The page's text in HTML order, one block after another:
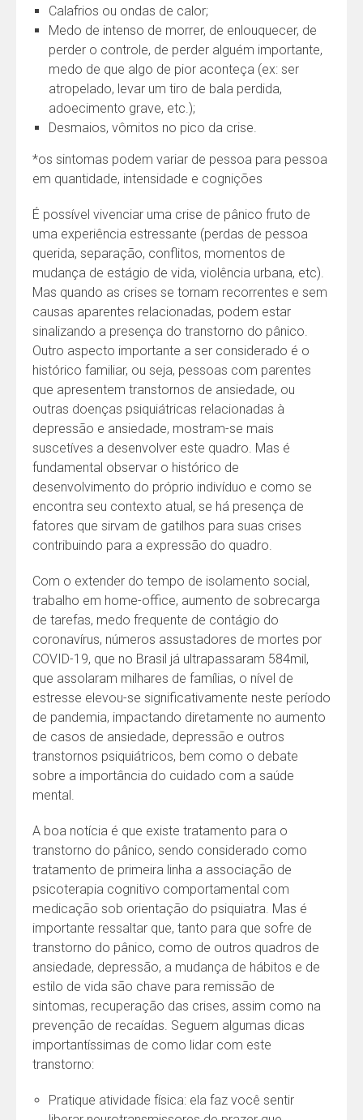
Calafrios ou ondas de calor;
Medo de intenso de morrer, de enlouquecer, de
perder o controle, de perder alguém importante,
medo de que algo de pior aconteça (ex: ser
atropelado, levar um tiro de bala perdida,
adoecimento grave, etc.);
Desmaios, vômitos no pico da crise.
*os sintomas podem variar de pessoa para pessoa
em quantidade, intensidade e cognições
É possível vivenciar uma crise de pânico fruto de
uma experiência estressante (perdas de pessoa
querida, separação, conflitos, momentos de
mudança de estágio de vida, violência urbana, etc).
Mas quando as crises se tornam recorrentes e sem
causas aparentes relacionadas, podem estar
sinalizando a presença do transtorno do pânico.
Outro aspecto importante a ser considerado é o
histórico familiar, ou seja, pessoas com parentes
que apresentem transtornos de ansiedade, ou
outras doenças psiquiátricas relacionadas à
depressão e ansiedade, mostram-se mais
suscetíves a desenvolver este quadro. Mas é
fundamental observar o histórico de
desenvolvimento do próprio indivíduo e como se
encontra seu contexto atual, se há presença de
fatores que sirvam de gatilhos para suas crises
contribuindo para a expressão do quadro.
Com o extender do tempo de isolamento social,
trabalho em home-office, aumento de sobrecarga
de tarefas, medo frequente de contágio do
coronavírus, números assustadores de mortes por
COVID-19, que no Brasil já ultrapassaram 584mil,
que assolaram milhares de famílias, o nível de
estresse elevou-se significativamente neste período
de pandemia, impactando diretamente no aumento
de casos de ansiedade, depressão e outros
transtornos psiquiátricos, bem como o debate
sobre a importância do cuidado com a saúde
mental.
A boa notícia é que existe tratamento para o
transtorno do pânico, sendo considerado como
tratamento de primeira linha a associação de
psicoterapia cognitivo comportamental com
medicação sob orientação do psiquiatra. Mas é
importante ressaltar que, tanto para que sofre de
transtorno do pânico, como de outros quadros de
ansiedade, depressão, a mudança de hábitos e de
estilo de vida são chave para remissão de
sintomas, recuperação das crises, assim como na
prevenção de recaídas. Seguem algumas dicas
importantíssimas de como lidar com este
transtorno:
Pratique atividade física: ela faz você sentir